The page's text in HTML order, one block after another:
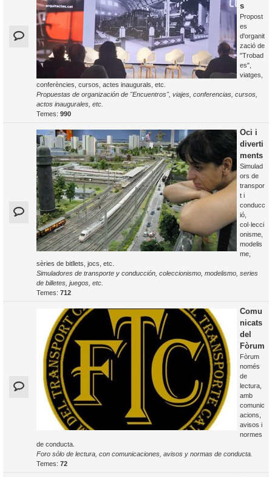
s
Propost
es
d'organit
zació de
"Trobad
es",
viatges,
conferències, cursos, actes inaugurals, etc.
Propuestas de organización de "Encuentros", viajes, conferencias, cursos,
actos inaugurales, etc.
Temes: 990
Oci i
diverti
ments
Simulad
ors de
transpor
t i
conducc
ió,
col·lecci
onisme,
modelis
me,
sèries de bitllets, jocs, etc.
Simuladores de transporte y conducción, coleccionismo, modelismo, series
de billetes, juegos, etc.
Temes: 712
Comu
nicats
del
Fòrum
Fòrum
només
de
lectura,
amb
comunic
acions,
avisos i
normes
de conducta.
Foro sólo de lectura, con comunicaciones, avisos y normas de conducta.
Temes: 72